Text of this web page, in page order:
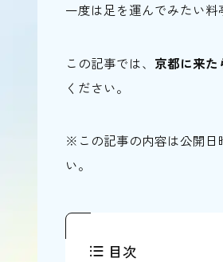
一度は足を運んでみたい料
この記事では、 京都に来た
ください。
※この記事の内容は公開日
い。
目次